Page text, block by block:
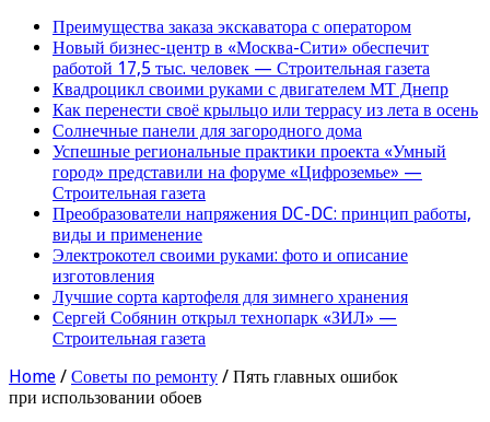
Преимущества заказа экскаватора с оператором
Новый бизнес-центр в «Москва-Сити» обеспечит
работой 17,5 тыс. человек — Строительная газета
Квадроцикл своими руками с двигателем МТ Днепр
Как перенести своё крыльцо или террасу из лета в осень
Солнечные панели для загородного дома
Успешные региональные практики проекта «Умный
город» представили на форуме «Цифроземье» —
Строительная газета
Преобразователи напряжения DC-DC: принцип работы,
виды и применение
Электрокотел своими руками: фото и описание
изготовления
Лучшие сорта картофеля для зимнего хранения
Сергей Собянин открыл технопарк «ЗИЛ» —
Строительная газета
Home / Советы по ремонту / Пять главных ошибок
при использовании обоев